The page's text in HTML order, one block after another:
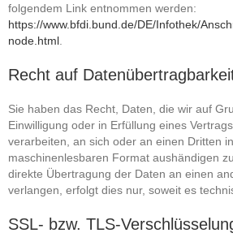
folgendem Link entnommen werden:
https://www.bfdi.bund.de/DE/Infothek/
node.html
Recht auf
Sie haben das Recht, Daten, die wir auf
Einwilligung oder in Erfüllung eines
verarbeiten, an sich oder an einen Dritten
maschinenlesbaren Format aushändigen
direkte Übertragung der Daten an einen
verlangen, erfolgt dies nur, soweit es
SSL- bzw. TLS-